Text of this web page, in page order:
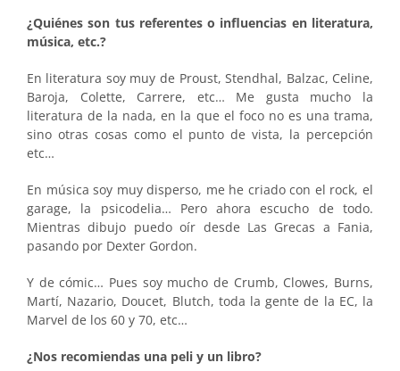
¿Quiénes son tus referentes o influencias en literatura,
música, etc.?
En literatura soy muy de Proust, Stendhal, Balzac, Celine,
Baroja, Colette, Carrere, etc… Me gusta mucho la
literatura de la nada, en la que el foco no es una trama,
sino otras cosas como el punto de vista, la percepción
etc…
En música soy muy disperso, me he criado con el rock, el
garage, la psicodelia… Pero ahora escucho de todo.
Mientras dibujo puedo oír desde Las Grecas a Fania,
pasando por Dexter Gordon.
Y de cómic… Pues soy mucho de Crumb, Clowes, Burns,
Martí, Nazario, Doucet, Blutch, toda la gente de la EC, la
Marvel de los 60 y 70, etc…
¿Nos recomiendas una peli y un libro?